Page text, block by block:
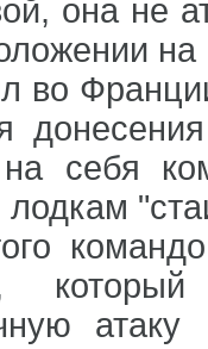
она не
на
во
на себя
который